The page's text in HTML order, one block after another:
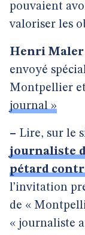
pouvaient
valoriser les
Henri Maler
envoyé
Montpellier
journal »
– Lire, sur le
journaliste
pétard
l’invitation
de «
« journaliste